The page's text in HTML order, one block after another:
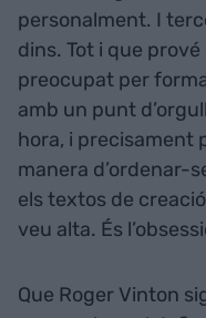
personalment. I
dins. Tot i que
preocupat per
amb un punt
hora, i precisament
manera d’ordenar-
els textos de
veu alta. És
Que Roger Vinton